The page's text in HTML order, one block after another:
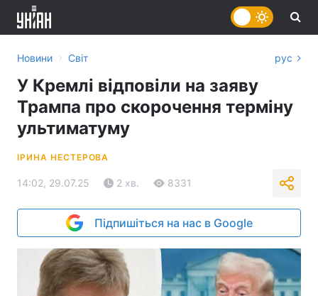
Новини › Світ рус
У Кремлі відповіли на заяву
Трампа про скорочення терміну
ультиматуму
ІРИНА НЕСТЕРОВА
14:02, 29.07.25 2 хв. 8331
Підпишіться на нас в Google